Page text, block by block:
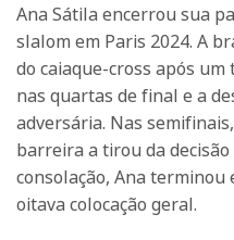
Ana Sátila encerrou sua
slalom em Paris 2024. A
do caiaque-cross após
nas quartas de final e a
adversária. Nas
barreira a tirou da
consolação, Ana terminou
oitava colocação geral.